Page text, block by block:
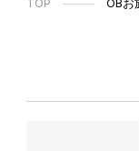
TOP OBお